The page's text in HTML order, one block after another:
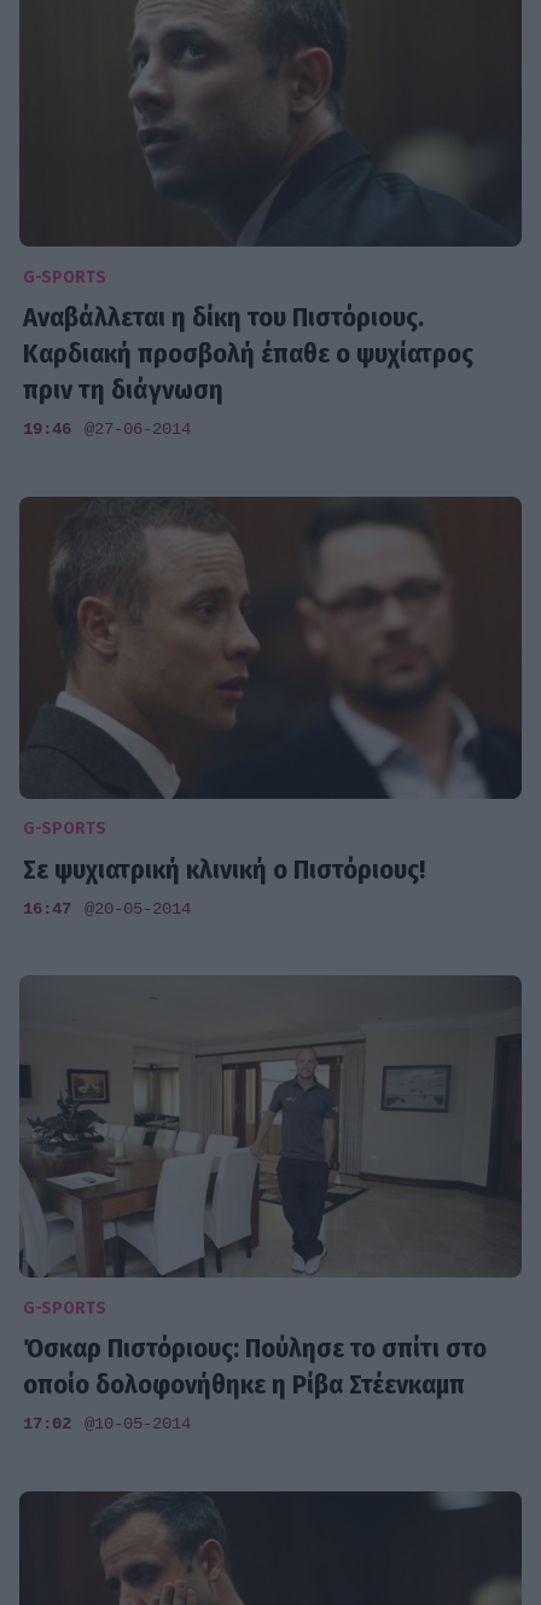
G-SPORTS
Αναβάλλεται η δίκη του Πιστόριους.
Καρδιακή προσβολή έπαθε ο ψυχίατρος
πριν τη διάγνωση
19:46 @27-06-2014
G-SPORTS
Σε ψυχιατρική κλινική ο Πιστόριους!
16:47 @20-05-2014
G-SPORTS
Όσκαρ Πιστόριους: Πούλησε το σπίτι στο
οποίο δολοφονήθηκε η Ρίβα Στέενκαμπ
17:02 @10-05-2014